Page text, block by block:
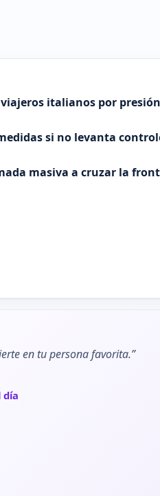
italianos por presión
si no levanta
masiva a cruzar la
en tu persona favorita.”
día